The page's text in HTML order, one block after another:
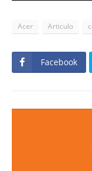
Acer Articulo
Facebook